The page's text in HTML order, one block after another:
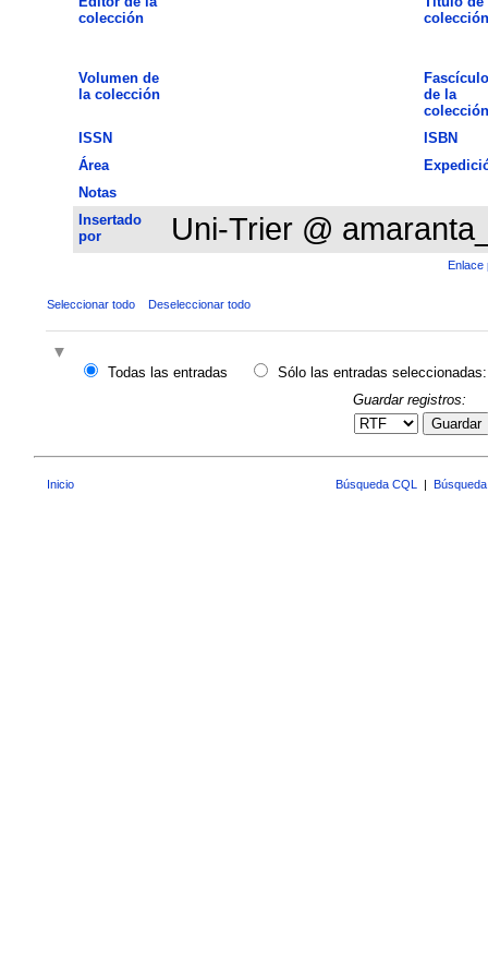
colección
colección
Volumen de
la colección
Fascículo
de la
colección
ISSN
ISBN
Área
Notas
Insertado
por
Uni-Trier @
Enlace
Seleccionar todo Deseleccionar todo
Todas las entradas
Sólo las entradas seleccionadas:
Guardar registros:
Guardar
Inicio Búsqueda CQL